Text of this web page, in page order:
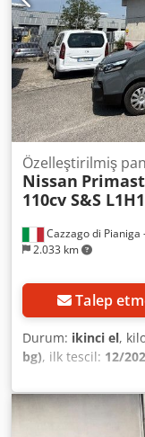
Cazzago di Pianiga
2.033 km
Özelleştirilmiş
Nissan
110cv S&S L1H1
Talep
Durum: ikinci el,
bg), ilk tescil: 12/
Azami izin verilen
Agksck